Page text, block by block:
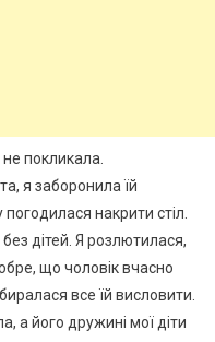
покликала.
я заборонила їй
накрити стіл.
дітей. Я розлютилася,
що чоловік вчасно
все їй висловити.
а його дружині мої діти